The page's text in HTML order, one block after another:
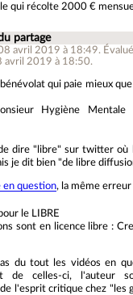
qui récolte 2000 €
partage
avril 2019 à 18:49.
avril 2019 à 18:50.
qui paie mieux
Hygiène Mentale
dire "libre" sur twitter où
je dit bien "de libre
en question, la même
le LIBRE
sont en licence libre :
du tout les vidéos en
de celles-ci, l'auteur
l'esprit critique chez "les